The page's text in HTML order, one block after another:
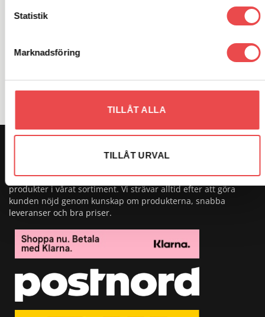
Statistik
Marknadsföring
TILLÅT ALLA
TILLÅT URVAL
efter:
VARUMÄRKEN
Vi är Sveriges största butik på Sparco och har över 20 000
produkter i vårat sortiment. Vi strävar alltid efter att göra
kunden nöjd genom kunskap om produkterna, snabba
leveranser och bra priser.